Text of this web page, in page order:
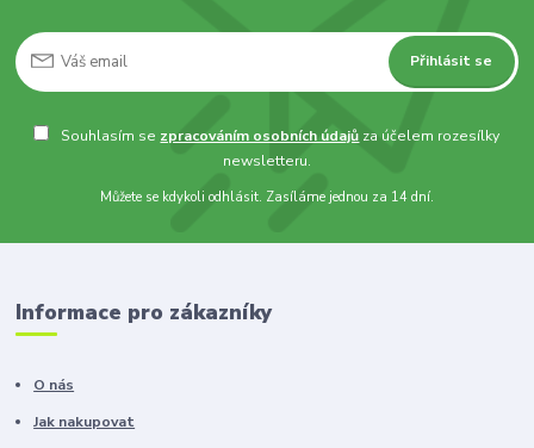
Přihlásit se
Souhlasím se zpracováním osobních údajů za účelem rozesílky
newsletteru.
Můžete se kdykoli odhlásit. Zasíláme jednou za 14 dní.
Informace pro zákazníky
O nás
Jak nakupovat